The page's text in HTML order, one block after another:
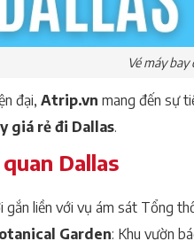
Vé máy bay
đại, Atrip.vn mang đến sự
giá rẻ đi Dallas.
Dallas
gắn liền với vụ ám sát Tổng
Garden: Khu vườn